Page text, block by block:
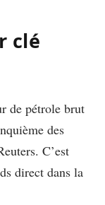
clé
de pétrole brut
des
C’est
direct dans la